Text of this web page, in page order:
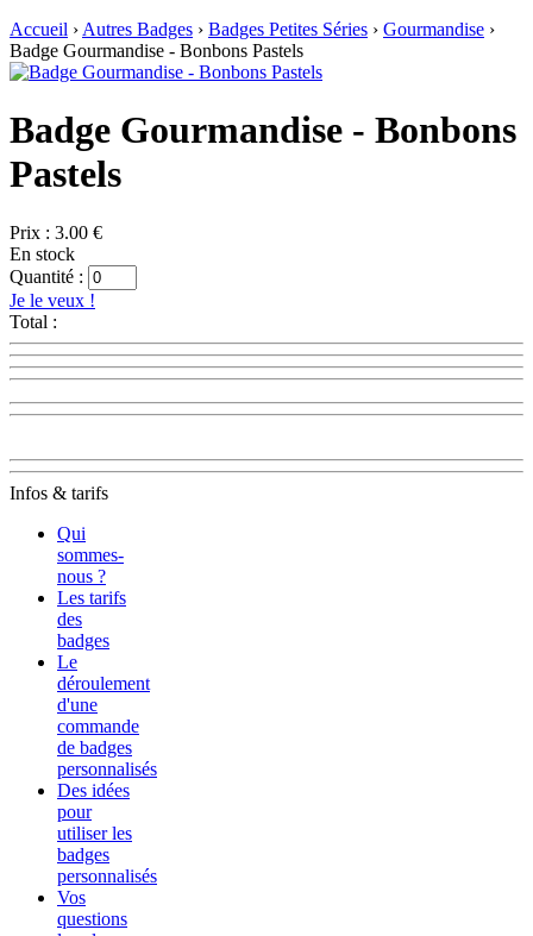
Accueil › Autres Badges › Badges Petites Séries › Gourmandise ›
Badge Gourmandise - Bonbons Pastels
Badge Gourmandise - Bonbons
Pastels
Prix : 3.00 €
En stock
Quantité :
Je le veux !
Total :
Infos & tarifs
Qui
sommes-
nous ?
Les tarifs
des
badges
Le
déroulement
d'une
commande
de badges
personnalisés
Des idées
pour
utiliser les
badges
personnalisés
Vos
questions